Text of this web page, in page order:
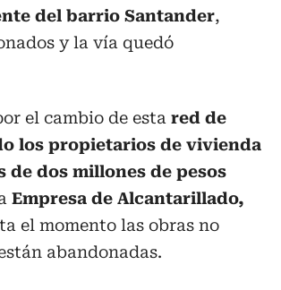
del barrio Santander,
y la vía quedó
el cambio de esta red de
los propietarios de vivienda
de dos millones de pesos
Empresa de Alcantarillado,
el momento las obras no
abandonadas.